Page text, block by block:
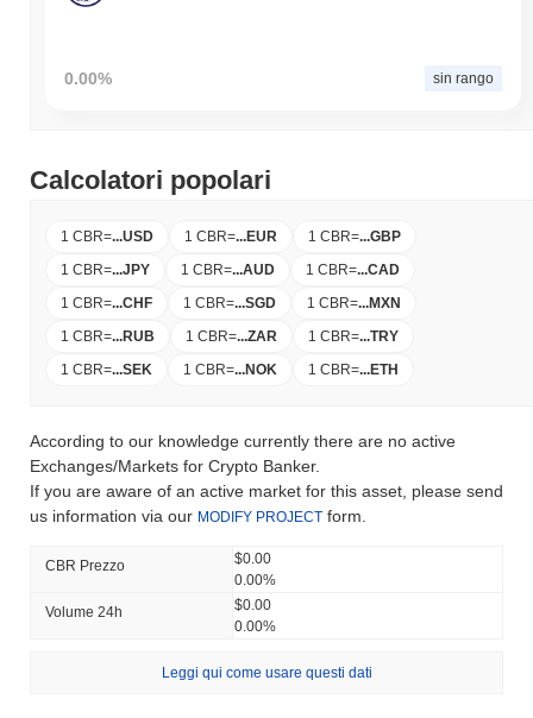
0.00% sin rango
Calcolatori popolari
1 CBR=...USD 1 CBR=...EUR 1 CBR=...GBP
1 CBR=...JPY 1 CBR=...AUD 1 CBR=...CAD
1 CBR=...CHF 1 CBR=...SGD 1 CBR=...MXN
1 CBR=...RUB 1 CBR=...ZAR 1 CBR=...TRY
1 CBR=...SEK 1 CBR=...NOK 1 CBR=...ETH
According to our knowledge currently there are no active
Exchanges/Markets for Crypto Banker.
If you are aware of an active market for this asset, please send
us information via our MODIFY PROJECT form.
CBR Prezzo
$0.00
0.00%
Volume 24h
$0.00
0.00%
Leggi qui come usare questi dati